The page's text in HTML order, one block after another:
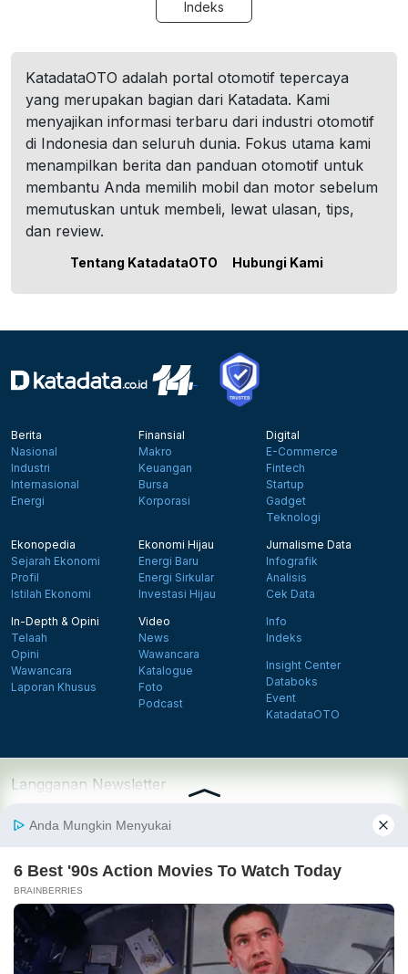
Indeks
KatadataOTO adalah portal otomotif tepercaya
yang merupakan bagian dari Katadata. Kami
menyajikan informasi terbaru dari industri otomotif
di Indonesia dan seluruh dunia. Fokus utama kami
menampilkan berita dan panduan otomotif untuk
membantu Anda memilih mobil dan motor sebelum
memutuskan untuk membeli, lewat ulasan, tips,
dan review.
Tentang KatadataOTO Hubungi Kami
Berita
Nasional
Industri
Internasional
Energi
Finansial
Makro
Keuangan
Bursa
Korporasi
Digital
E-Commerce
Fintech
Startup
Gadget
Teknologi
Ekonopedia
Sejarah Ekonomi
Profil
Istilah Ekonomi
Ekonomi Hijau
Energi Baru
Energi Sirkular
Investasi Hijau
Jurnalisme Data
Infografik
Analisis
Cek Data
In-Depth & Opini
Telaah
Opini
Wawancara
Laporan Khusus
Video
News
Wawancara
Katalogue
Foto
Podcast
Info
Indeks
Insight Center
Databoks
Event
KatadataOTO
Langganan Newsletter
Follow us on Facebook
Follow us on X
Follow us on Instagram
Follow us on
Tentang Katadata Advertising Karier Pedoman Media Siber
Kebijakan Privasi Disclaimer Hubungi Kami